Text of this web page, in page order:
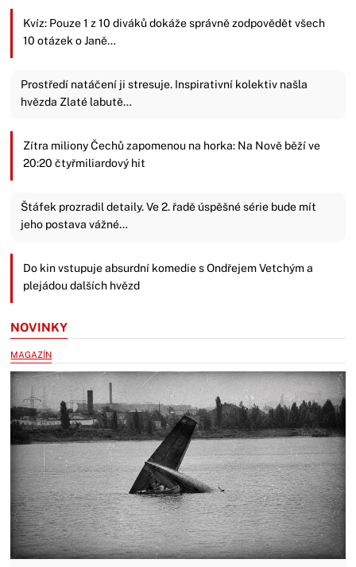
Kvíz: Pouze 1 z 10 diváků dokáže správně zodpovědět všech
10 otázek o Janě…
Prostředí natáčení ji stresuje. Inspirativní kolektiv našla
hvězda Zlaté labutě…
Zítra miliony Čechů zapomenou na horka: Na Nově běží ve
20:20 čtyřmiliardový hit
Štáfek prozradil detaily. Ve 2. řadě úspěšné série bude mít
jeho postava vážné…
Do kin vstupuje absurdní komedie s Ondřejem Vetchým a
plejádou dalších hvězd
NOVINKY
MAGAZÍN